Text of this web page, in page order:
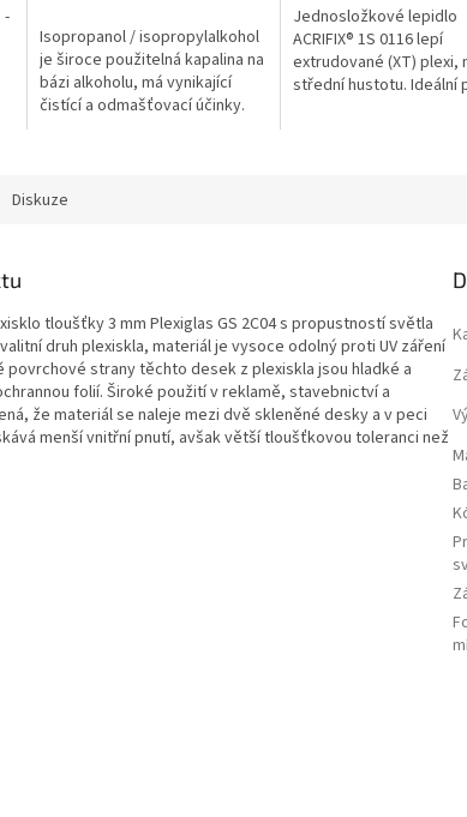
-
Isopropanol / isopropylalkohol
je široce použitelná kapalina na
bázi alkoholu, má vynikající
čistící a odmašťovací účinky.
Jednosložkové lepidlo
ACRIFIX® 1S 0116 lepí
extrudované (XT) plexi,
střední hustotu. Ideální
Diskuze
tloušťky 3 mm Plexiglas GS 2C04 s propustností světla
druh plexiskla, materiál je vysoce odolný proti UV záření
povrchové strany těchto desek z plexiskla jsou hladké a
folií. Široké použití v reklamě, stavebnictví a
že materiál se naleje mezi dvě skleněné desky a v peci
menší vnitřní pnutí, avšak větší tloušťkovou toleranci než